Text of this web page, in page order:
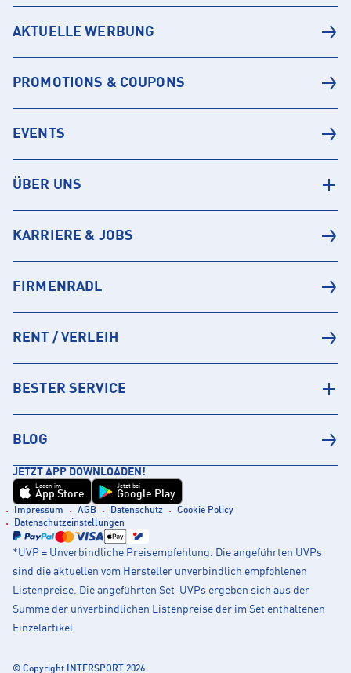
AKTUELLE WERBUNG
PROMOTIONS & COUPONS
EVENTS
ÜBER UNS
KARRIERE & JOBS
FIRMENRADL
RENT / VERLEIH
BESTER SERVICE
BLOG
JETZT APP DOWNLOADEN!
Laden im
App Store
Jetzt bei
Google Play
Impressum AGB Datenschutz
Cookie Policy
Datenschutzeinstellungen
*UVP = Unverbindliche Preisempfehlung. Die angeführten UVPs
sind die aktuellen vom Hersteller unverbindlich empfohlenen
Listenpreise. Die angeführten Set-UVPs ergeben sich aus der
Summe der unverbindlichen Listenpreise der im Set enthaltenen
Einzelartikel.
© Copyright INTERSPORT 2026